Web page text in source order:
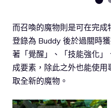
而召喚的魔物則是可在完
登錄為 Buddy 後於過關時
著「覺醒」、「技能強化
成要素，除此之外也能使
取全新的魔物。